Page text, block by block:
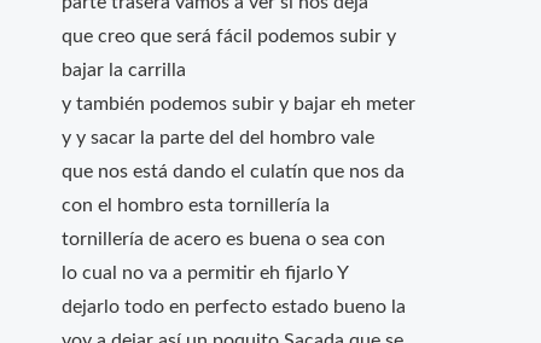
que creo que será fácil podemos subir y
bajar la carrilla
y también podemos subir y bajar eh meter
y y sacar la parte del del hombro vale
que nos está dando el culatín que nos da
con el hombro esta tornillería la
tornillería de acero es buena o sea con
lo cual no va a permitir eh fijarlo Y
dejarlo todo en perfecto estado bueno la